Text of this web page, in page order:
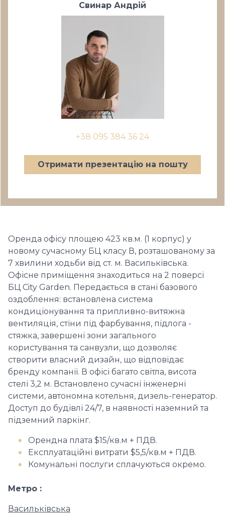
Свинар Андрій
+38 095 384 36 24
Отримати презентацію на пошту
Оренда офісу площею 423 кв.м. (1 корпус) у
новому сучасному БЦ класу В, розташованому за
7 хвилини ходьби від ст. м. Васильківська.
Офісне приміщення знаходиться на 2 поверсі
БЦ City Garden. Передається в стані базового
оздоблення: встановлена ​​система
кондиціонування та припливно-витяжна
вентиляція, стіни під фарбування, підлога -
стяжка, завершені зони загального
користування та санвузли, що дозволяє
створити власний дизайн, що відповідає
бренду компанії. В офісі багато світла, висота
стелі 3,2 м. Встановлено сучасні інженерні
системи, автономна котельня, дизель-генератор.
Доступ до будівлі 24/7, в наявності наземний та
підземний паркінг.
Орендна плата $15/кв.м + ПДВ.
Експлуатаційні витрати $5,5/кв.м + ПДВ.
Комунальні послуги сплачуються окремо.
Метро
Васильківська